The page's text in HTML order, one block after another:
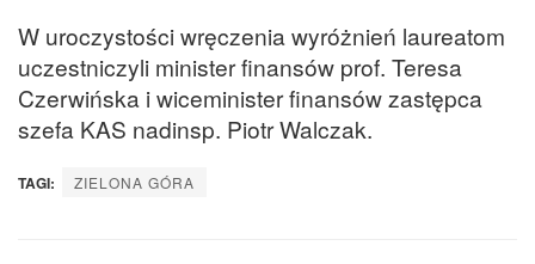
W uroczystości wręczenia wyróżnień laureatom
uczestniczyli minister finansów prof. Teresa
Czerwińska i wiceminister finansów zastępca
szefa KAS nadinsp. Piotr Walczak.
TAGI: ZIELONA GÓRA